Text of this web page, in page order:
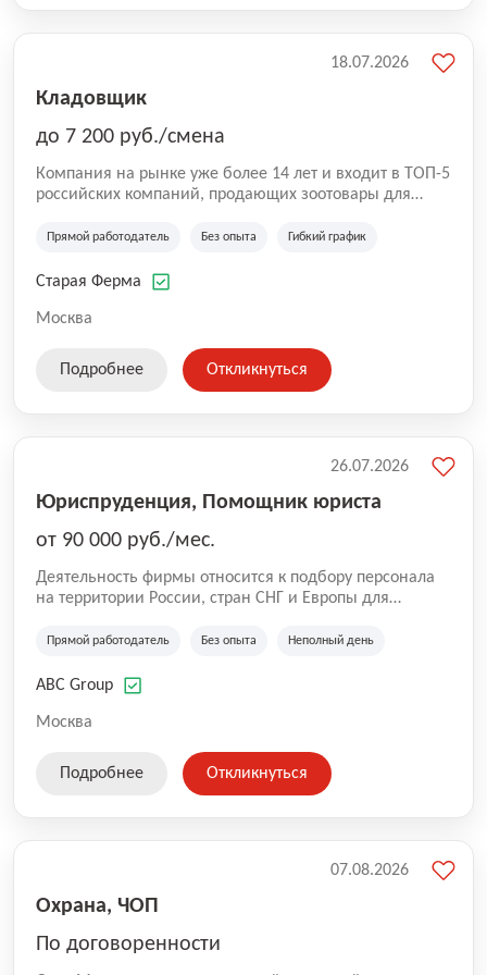
Кладовщик
до 7 200 руб./смена
Компания на рынке уже более 14 лет и входит в ТОП-5
российских компаний, продающих зоотовары для
компания владеет 5 розничными магазинами, а также
России (Wildberries, Ozon, Яндекс. Маркет и
на глобальной доставке товаров по всей территории
SKU, премиальные бренды кормов и собственные
Прямой работодатель Без опыта Гибкий график
Старая Ферма
Москва
18.07.2026
Подробнее Откликнуться
Юриспруденция, Помощник юриста
от 90 000 руб./мес.
Деятельность фирмы относится к подбору персонала
на территории России, стран СНГ и Европы для
культуре и развлечениям, информационным
Прямой работодатель Без опыта Неполный день
ABC Group
Москва
26.07.2026
Подробнее Откликнуться
Охрана, ЧОП
По договоренности
07.08.2026